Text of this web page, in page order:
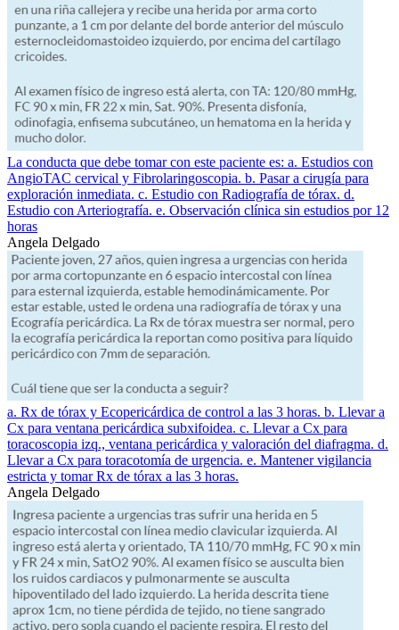
La conducta que debe tomar con este paciente es: a. Estudios con
AngioTAC cervical y Fibrolaringoscopia. b. Pasar a cirugía para
exploración inmediata. c. Estudio con Radiografía de tórax. d.
Estudio con Arteriografía. e. Observación clínica sin estudios por 12
horas
Angela Delgado
a. Rx de tórax y Ecopericárdica de control a las 3 horas. b. Llevar a
Cx para ventana pericárdica subxifoidea. c. Llevar a Cx para
toracoscopia izq., ventana pericárdica y valoración del diafragma. d.
Llevar a Cx para toracotomía de urgencia. e. Mantener vigilancia
estricta y tomar Rx de tórax a las 3 horas.
Angela Delgado